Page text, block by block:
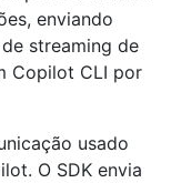
enviando
streaming de
Copilot CLI por
usado
O SDK envia